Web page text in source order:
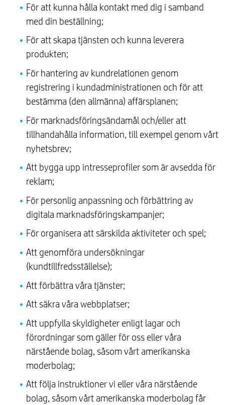
För att kunna hålla kontakt med dig i samband
med din beställning;
För att skapa tjänsten och kunna leverera
produkten;
För hantering av kundrelationen genom
registrering i kundadministrationen och för att
bestämma (den allmänna) affärsplanen;
För marknadsföringsändamål och/eller att
tillhandahålla information, till exempel genom vårt
nyhetsbrev;
Att bygga upp intresseprofiler som är avsedda för
reklam;
För personlig anpassning och förbättring av
digitala marknadsföringskampanjer;
För organisera att särskilda aktiviteter och spel;
Att genomföra undersökningar
(kundtillfredsställelse);
Att förbättra våra tjänster;
Att säkra våra webbplatser;
Att uppfylla skyldigheter enligt lagar och
förordningar som gäller för oss eller våra
närstående bolag, såsom vårt amerikanska
moderbolag;
Att följa instruktioner vi eller våra närstående
bolag, såsom vårt amerikanska moderbolag får